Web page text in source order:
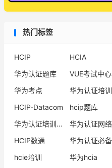
热门标签
HCIP HCIA
华为认证题库
VUE考试中心
华为考点
华为认证培训
HCIP-Datacom
hcip题库
华为认证培训机构
HCIP数通
hcie培训
华为hcia